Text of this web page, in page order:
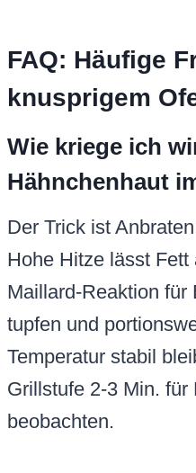
FAQ: Häufige
knusprigem
Wie kriege ich
Hähnchenhaut
Der Trick ist
Hohe Hitze lässt
Maillard-Reaktion für
tupfen und
Temperatur stabil
Grillstufe 2-3 Min. für
beobachten.